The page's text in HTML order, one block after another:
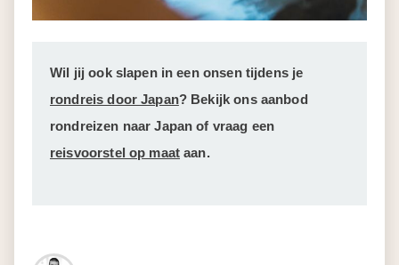
Wil jij ook slapen in een onsentijdens je
rondreis door Japan? Bekijk ons aanbod
rondreizen naar Japan of vraag een
reisvoorstel op maat aan.